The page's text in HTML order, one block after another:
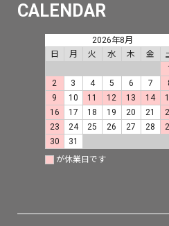
CALENDAR
2026年8月
日
月 火 水 木 金
2
3 4 5 6 7
9
10 11 12 13 14
16
17 18 19 20 21
23
24 25 26 27 28
30
31
が休業日です